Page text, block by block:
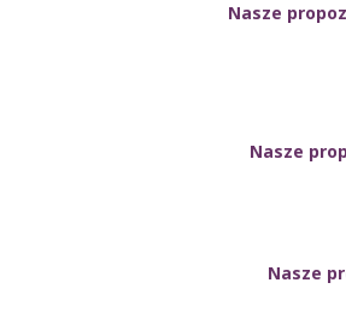
Nasze
Nasze
Nasze